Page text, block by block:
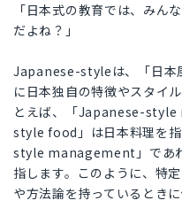
「日本式の教育では、みん
だよね？」
Japanese-styleは、「日本
に日本独自の特徴やスタイ
とえば、「Japanese-
style food」は日本料理を
style management」であ
指します。このように、特
や方法論を持っているときに